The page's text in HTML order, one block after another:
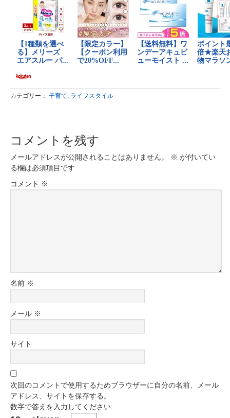
カテゴリー： 子育て, ライフスタイル
コメントを残す
メールアドレスが公開されることはありません。 ※ が付いてい
る欄は必須項目です
コメント ※
名前 ※
メール ※
サイト
次回のコメントで使用するためブラウザーに自分の名前、メール
アドレス、サイトを保存する。
数字で答えを入力してください: